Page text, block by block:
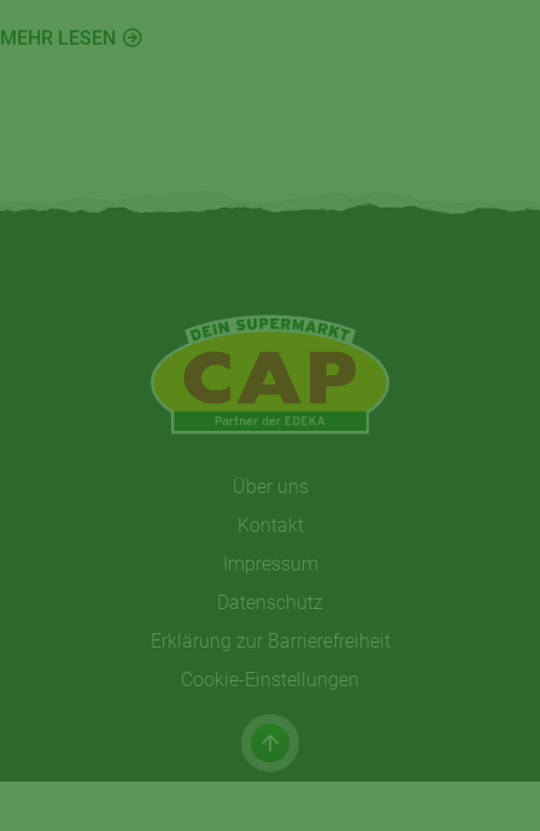
MEHR LESEN
Über uns
Kontakt
Impressum
Datenschutz
Erklärung zur Barrierefreiheit
Cookie-Einstellungen